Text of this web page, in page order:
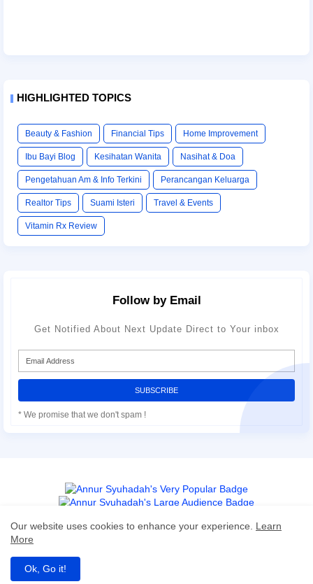
HIGHLIGHTED TOPICS
Beauty & Fashion Financial Tips Home Improvement
Ibu Bayi Blog Kesihatan Wanita Nasihat & Doa
Pengetahuan Am & Info Terkini Perancangan Keluarga
Realtor Tips Suami Isteri Travel & Events
Vitamin Rx Review
Follow by Email
Get Notified About Next Update Direct to Your inbox
* We promise that we don't spam !
All Right Reserved Copyright MamySyu© 2024
Our website uses cookies to enhance your experience. Learn
More
Ok, Go it!